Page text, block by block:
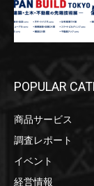
POPULAR
商品サービス
調査レポート
イベント
経営情報